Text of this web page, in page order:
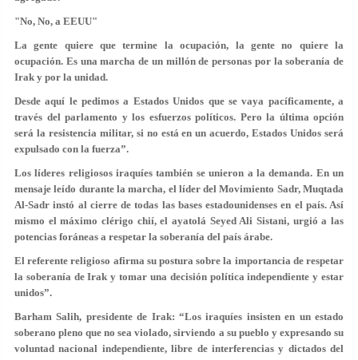
"No, No, a EEUU"
La gente quiere que termine la ocupación, la gente no quiere la
ocupación. Es una marcha de un millón de personas por la soberanía de
Irak y por la unidad.
Desde aquí le pedimos a Estados Unidos que se vaya pacíficamente, a
través del parlamento y los esfuerzos políticos. Pero la última opción
será la resistencia militar, si no está en un acuerdo, Estados Unidos será
expulsado con la fuerza”.
Los líderes religiosos iraquíes también se unieron a la demanda. En un
mensaje leído durante la marcha, el líder del Movimiento Sadr, Muqtada
Al-Sadr instó al cierre de todas las bases estadounidenses en el país. Así
mismo el máximo clérigo chií, el ayatolá Seyed Ali Sistani, urgió a las
potencias foráneas a respetar la soberanía del país árabe.
El referente religioso afirma su postura sobre la importancia de respetar
la soberanía de Irak y tomar una decisión política independiente y estar
unidos”.
Barham Salih, presidente de Irak: “Los iraquíes insisten en un estado
soberano pleno que no sea violado, sirviendo a su pueblo y expresando su
voluntad nacional independiente, libre de interferencias y dictados del